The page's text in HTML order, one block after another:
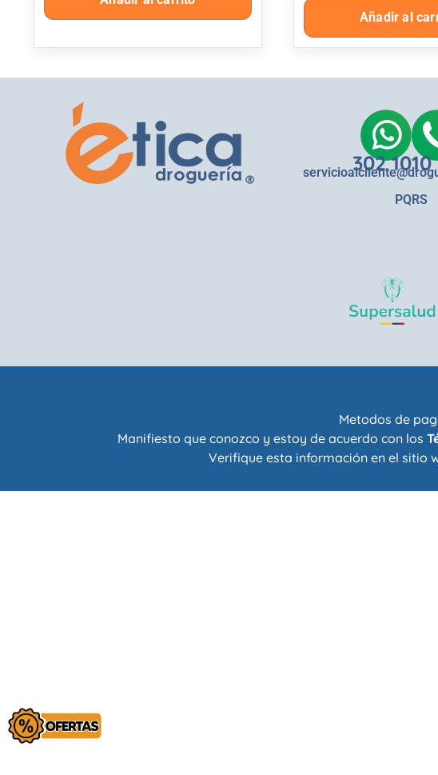
Añadir al
302 1010
PQRS
Metodos de
Manifiesto que conozco y estoy de acuerdo con los
Verifique esta información en el sitio